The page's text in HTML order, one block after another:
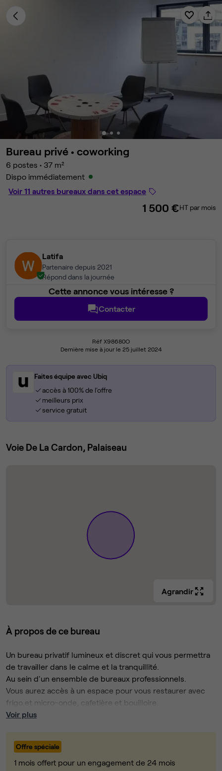
Bureau privé • coworking
6 postes • 37 m²
Dispo immédiatement
Voir 11 autres bureaux dans cet espace
1 500 €HT par mois
Latifa
Partenaire depuis 2021
Répond dans la journée
Cette annonce vous intéresse ?
Contacter
Réf X98680O
Dernière mise à jour le 25 juillet 2024
Faites équipe avec Ubiq
accès à 100% de l'offre
meilleurs prix
service gratuit
Voie De La Cardon, Palaiseau
Agrandir
À propos de ce bureau
Un bureau privatif lumineux et discret qui vous permettra
de travailler dans le calme et la tranquillité.
Au sein d'un ensemble de bureaux professionnels.
Vous aurez accès à un espace pour vous restaurer avec
frigo et micro-onde, cafetière et bouilloire.
Voir plus
Offre spéciale
1 mois offert pour un engagement de 24 mois